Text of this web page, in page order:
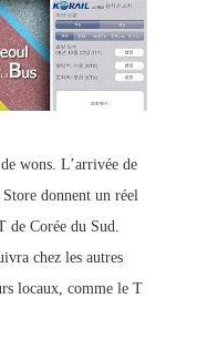
wons. L’arrivée de
donnent un réel
de Corée du Sud.
chez les autres
locaux, comme le T